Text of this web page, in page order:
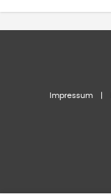
Impressum